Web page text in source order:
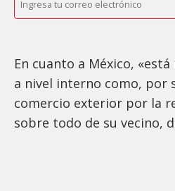
En cuanto a México,
a nivel interno como, por
comercio exterior por la
sobre todo de su vecino,